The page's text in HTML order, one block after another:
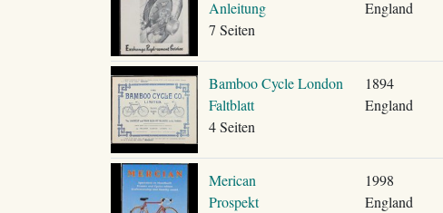
Anleitung
7 Seiten
England
Bamboo Cycle London
Faltblatt
4 Seiten
1894
England
Merican
Prospekt
1998
England